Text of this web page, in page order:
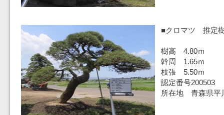
■クロマツ 推定
樹高 4.80ｍ
幹周 1.65ｍ
枝張 5.50ｍ
認定番号200503
所在地 青森県平